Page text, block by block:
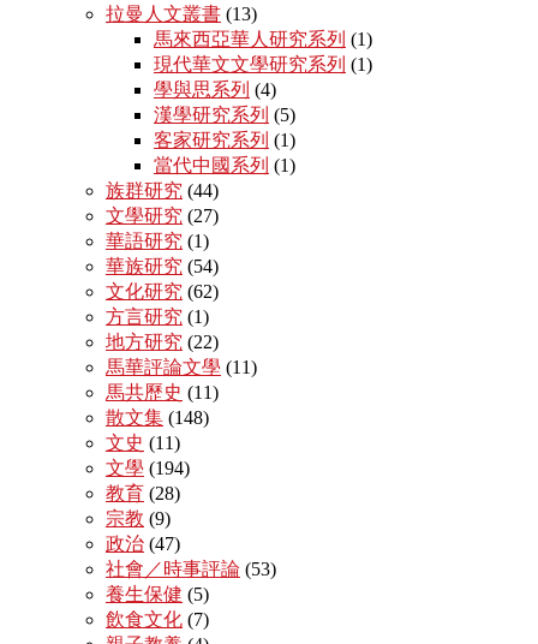
拉曼人文叢書 (13)
馬來西亞華人研究系列 (1)
現代華文文學研究系列 (1)
學與思系列 (4)
漢學研究系列 (5)
客家研究系列 (1)
當代中國系列 (1)
族群研究 (44)
文學研究 (27)
華語研究 (1)
華族研究 (54)
文化研究 (62)
方言研究 (1)
地方研究 (22)
馬華評論文學 (11)
馬共歷史 (11)
散文集 (148)
文史 (11)
文學 (194)
教育 (28)
宗教 (9)
政治 (47)
社會／時事評論 (53)
養生保健 (5)
飲食文化 (7)